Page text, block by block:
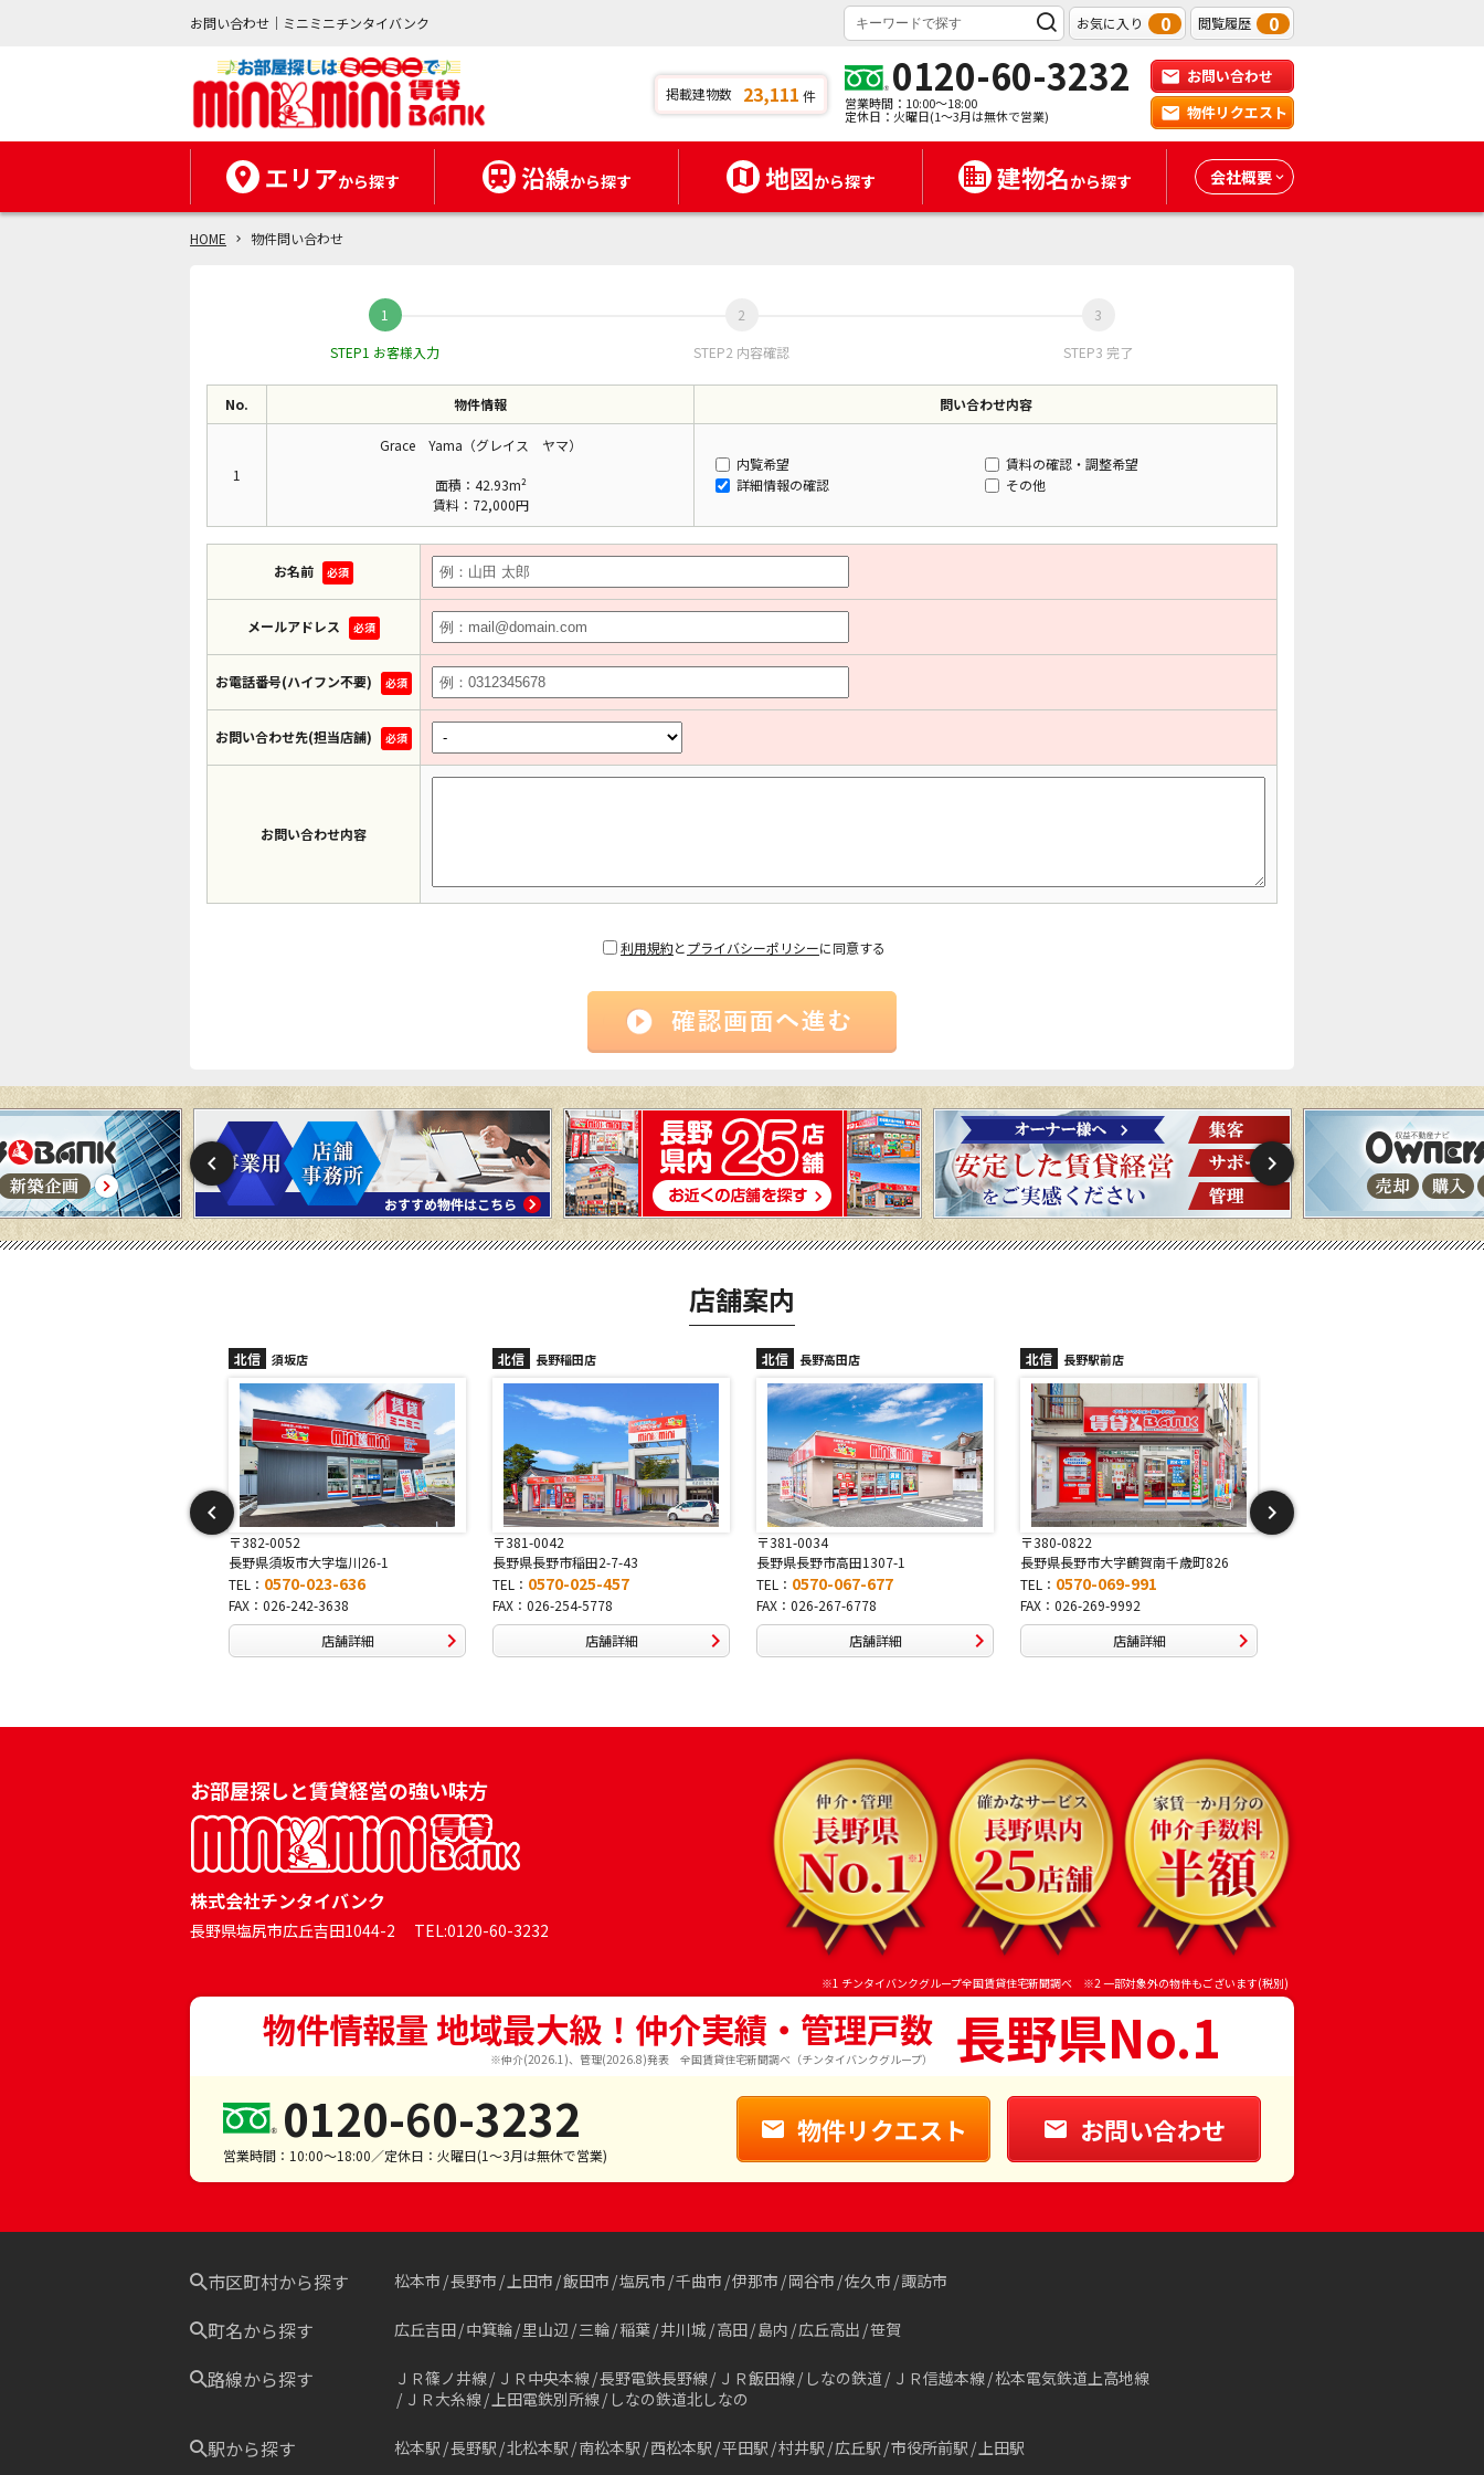
お問い合わせ｜ミニミニチンタイバンク お気に入り 0 閲覧履歴 0
掲載建物数 23,111 件 0120-60-3232
営業時間：10:00～18:00
定休日：火曜日(1～3月は無休で営業)
お問い合わせ
物件リクエスト
エリアから探す 沿線から探す 地図から探す 建物名から探す 会社概要
HOME 物件問い合わせ
STEP1 お客様入力 STEP2 内容確認 STEP3 完了
No. 物件情報 問い合わせ内容
1
Grace Yama（グレイス ヤマ）
面積：42.93m²
賃料：72,000円
内覧希望
賃料の確認・調整希望
詳細情報の確認
その他
お名前 必須
メールアドレス 必須
お電話番号(ハイフン不要) 必須
お問い合わせ先(担当店舗) 必須
お問い合わせ内容
利用規約とプライバシーポリシーに同意する
店舗案内
北信 長野稲田店
〒381-0042
長野県長野市稲田2-7-43
TEL： 0570-025-457
FAX：026-254-5778
店舗詳細
北信 長野高田店
〒381-0034
長野県長野市高田1307-1
TEL： 0570-067-677
FAX：026-267-6778
店舗詳細
北信 長野駅前店
〒380-0822
長野県長野市大字鶴賀南千歳町826
TEL： 0570-069-991
FAX：026-269-9992
店舗詳細
北信 長野稲里店
〒381-2243
長野県長野市稲里1-5-25
TEL： 0570-067-878
FAX：026-286-7888
店舗詳細
お部屋探しと賃貸経営の強い味方
株式会社チンタイバンク
長野県塩尻市広丘吉田1044-2 TEL:0120-60-3232
※1 チンタイバンクグループ全国賃貸住宅新聞調べ ※2 一部対象外の物件もございます(税別)
物件情報量 地域最大級！仲介実績・管理戸数
※仲介(2026.1)、管理(2026.8)発表 全国賃貸住宅新聞調べ（チンタイバンクグループ） 長野県No.1
0120-60-3232
営業時間：10:00～18:00／定休日：火曜日(1～3月は無休で営業)
物件リクエスト お問い合わせ
市区町村から探す 松本市 長野市 上田市 飯田市 塩尻市 千曲市 伊那市 岡谷市 佐久市 諏訪市
町名から探す 広丘吉田 中箕輪 里山辺 三輪 稲葉 井川城 高田 島内 広丘高出 笹賀
路線から探す ＪＲ篠ノ井線 ＪＲ中央本線 長野電鉄長野線 ＪＲ飯田線 しなの鉄道 ＪＲ信越本線 松本電気鉄道上高地線
ＪＲ大糸線 上田電鉄別所線 しなの鉄道北しなの
駅から探す 松本駅 長野駅 北松本駅 南松本駅 西松本駅 平田駅 村井駅 広丘駅 市役所前駅 上田駅